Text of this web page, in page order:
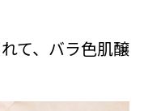
て、バラ色肌醸